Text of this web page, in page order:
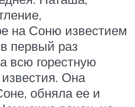
на Соню известием
первый раз
всю горестную
известия. Она
обняла ее и